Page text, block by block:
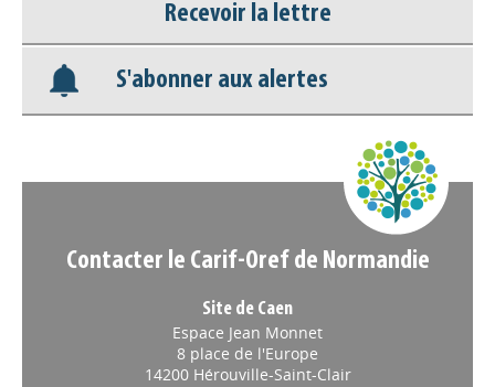
Base documentaire
Nos veilles Scoop.it
Recevoir la lettre
S'abonner aux alertes
Contacter le Carif-Oref de Normandie
Site de Caen
Espace Jean Monnet
8 place de l'Europe
14200 Hérouville-Saint-Clair